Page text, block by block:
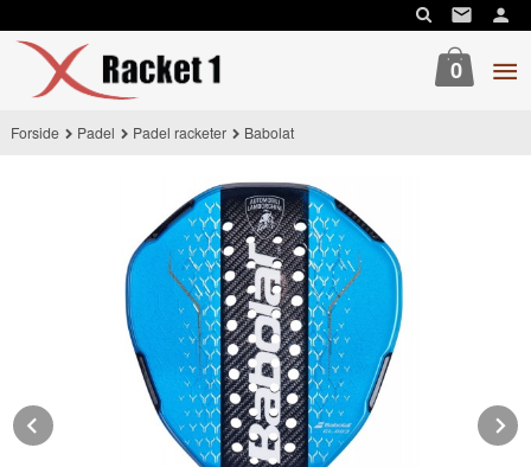
til
innholdet
0
Forside Padel Padel racketer Babolat